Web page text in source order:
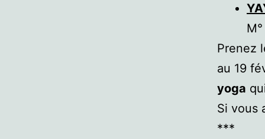
Prenez
au 19
yoga
Si vous
***